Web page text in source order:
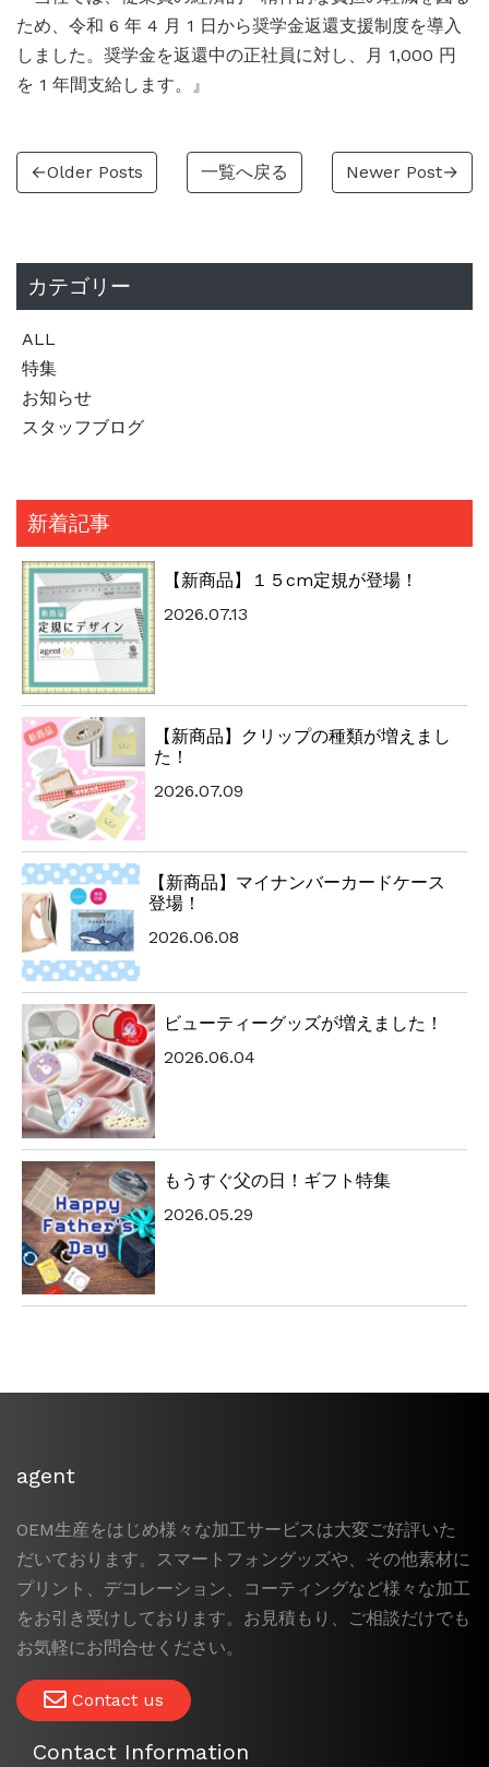
ため、令和 6 年 4 月 1 日から奨学金返還支援制度を導入
しました。奨学金を返還中の正社員に対し、月 1,000 円
を 1 年間支給します。』
←Older Posts 一覧へ戻る Newer Post→
カテゴリー
ALL
特集
お知らせ
スタッフブログ
新着記事
【新商品】１５cm定規が登場！
2026.07.13
【新商品】クリップの種類が増えまし
た！
2026.07.09
【新商品】マイナンバーカードケース
登場！
2026.06.08
ビューティーグッズが増えました！
2026.06.04
もうすぐ父の日！ギフト特集
2026.05.29
agent
OEM生産をはじめ様々な加工サービスは大変ご好評いた
だいております。スマートフォングッズや、その他素材に
プリント、デコレーション、コーティングなど様々な加工
をお引き受けしております。お見積もり、ご相談だけでも
お気軽にお問合せください。
Contact us
Contact Information